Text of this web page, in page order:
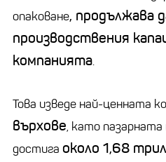
опаковане, продължава
производствения
компанията.
Това изведе най-ценната
върхове, като
достига около 1,68